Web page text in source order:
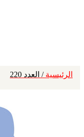
الرئيسية / العدد 220